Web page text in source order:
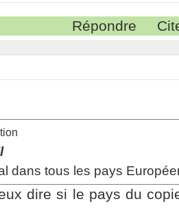
Répondre
dans tous les pays
dire si le pays du